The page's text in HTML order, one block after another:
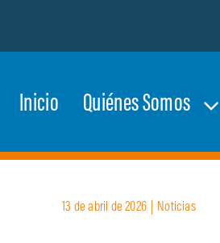
Inicio Quiénes Somos
13 de abril de 2026 Noticias